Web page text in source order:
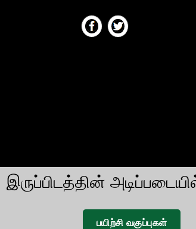
இருப்பிடத்தின்
பயிற்சி வகுப்புகள்